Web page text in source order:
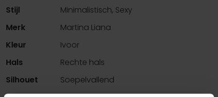
Stijl
Minimalistisch, Sexy
Merk
Martina Liana
Kleur
Ivoor
Hals
Rechte hals
Silhouet
Soepelvallend